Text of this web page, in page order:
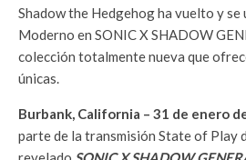
Shadow the Hedgehog ha vuelto y se
Moderno en SONIC X SHADOW
colección totalmente nueva que
únicas.
Burbank, California – 31 de enero
parte de la transmisión State of Play